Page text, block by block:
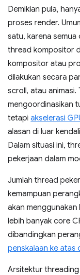
Demikian pula,
proses render.
satu, karena
thread kompositor
kompositor atau
dilakukan secara
scroll, atau
mengoordinasikan
tetapi akselerasi
alasan di luar
Dalam situasi ini,
pekerjaan dalam
Jumlah thread
kemampuan
akan menggunakan
lebih banyak core
dibandingkan
penskalaan ke atas
Arsitektur